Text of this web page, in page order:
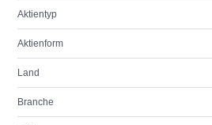
Aktientyp
Aktienform
Land
Branche